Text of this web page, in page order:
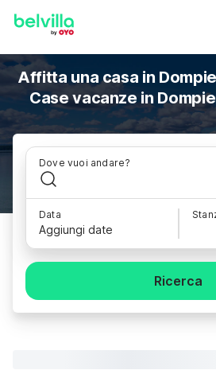
Affitta una casa in
Case vacanze in
Dove vuoi andare?
Data
Aggiungi date
Ricerca